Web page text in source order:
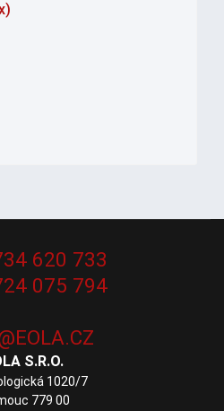
620 733
075 794
S.R.O.
1020/7
779 00